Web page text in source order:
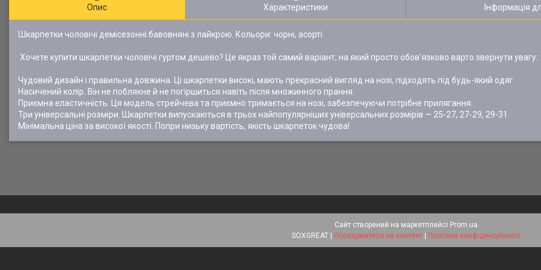
Опис Характеристики Інформація
Шкарпетки чоловічі демісезонні бавовняні з лайкрою. Кольори: чорні, асорті
Хочете купити шкарпетки чоловічі гуртом дешево? Це якраз той самий варіант, на який просто обов'язково варто звернути увагу:
Чудовий дизайн і правильна довжина. Ці шкарпетки високі, мають прекрасний вигляд на нозі, підходять під будь-який одяг.
Насичений колір. Він не поблякне й не погіршиться навіть після множинного прання.
Приємна еластичність. Ця модель стрейчева та приємно тримається на нозі, забезпечуючи потрібне прилягання.
Три універсальні розміри. Шкарпетки випускаються в трьох найпопулярніших універсальних розмірів — 25-27, 27-29, 29-31
Мінімальна ціна за високої якості. Попри низьку вартість, якість шкарпеток чудова!
Сайт створений на маркетплейсі Prom.ua
Поскаржитися на контент Політика конфіденційності